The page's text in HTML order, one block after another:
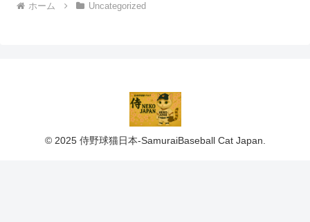
ホーム Uncategorized
© 2025 侍野球猫日本-SamuraiBaseball Cat Japan.